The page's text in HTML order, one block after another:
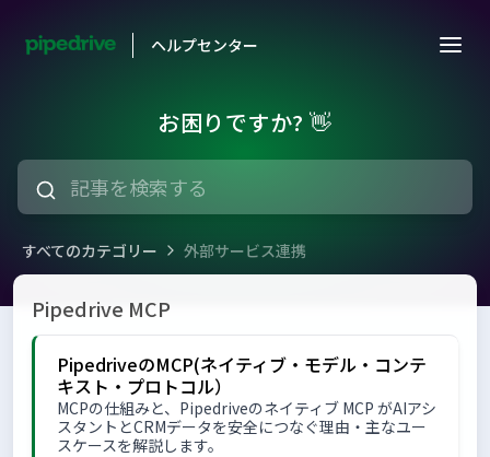
ヘルプセンター
お困りですか? 👋
すべてのカテゴリー 外部サービス連携
外部サービス連携
Pipedrive MCP
PipedriveのMCP(ネイティブ・モデル・コンテ
キスト・プロトコル）
MCPの仕組みと、Pipedriveのネイティブ MCP がAIアシ
スタントとCRMデータを安全につなぐ理由・主なユー
スケースを解説します。